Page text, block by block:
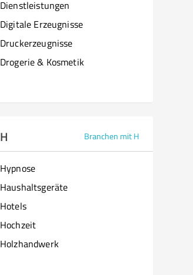
Dienstleistungen
Digitale Erzeugnisse
Druckerzeugnisse
Drogerie & Kosmetik
H Branchen mit H
Hypnose
Haushaltsgeräte
Hotels
Hochzeit
Holzhandwerk